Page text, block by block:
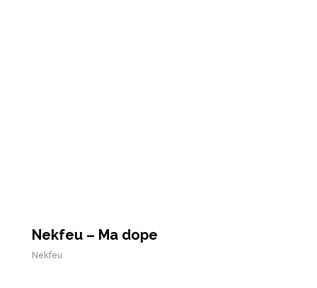
Nekfeu – Ma dope
Nekfeu